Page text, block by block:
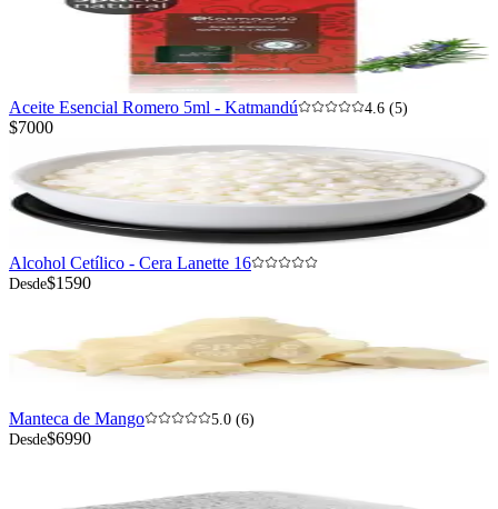
Aceite Esencial Romero 5ml - Katmandú 4.6 (5)
$7000
Alcohol Cetílico - Cera Lanette 16
Desde$1590
Manteca de Mango
5.0 (6)
Desde$6990